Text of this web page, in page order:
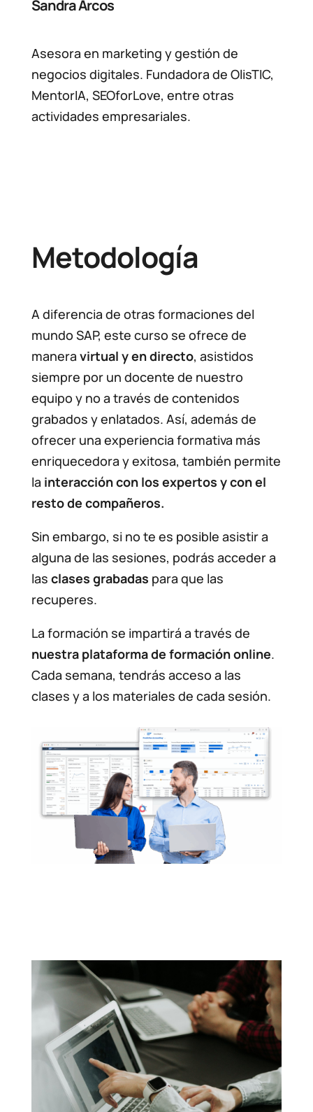
Sandra Arcos
Asesora en marketing y gestión de
negocios digitales. Fundadora de OlisTIC,
MentorIA, SEOforLove, entre otras
actividades empresariales.
Metodología
A diferencia de otras formaciones del
mundo SAP, este curso se ofrece de
manera virtual y en directo, asistidos
siempre por un docente de nuestro
equipo y no a través de contenidos
grabados y enlatados. Así, además de
ofrecer una experiencia formativa más
enriquecedora y exitosa, también permite
la interacción con los expertos y con el
resto de compañeros.
Sin embargo, si no te es posible asistir a
alguna de las sesiones, podrás acceder a
las clases grabadas para que las
recuperes.
La formación se impartirá a través de
nuestra plataforma de formación online.
Cada semana, tendrás acceso a las
clases y a los materiales de cada sesión.